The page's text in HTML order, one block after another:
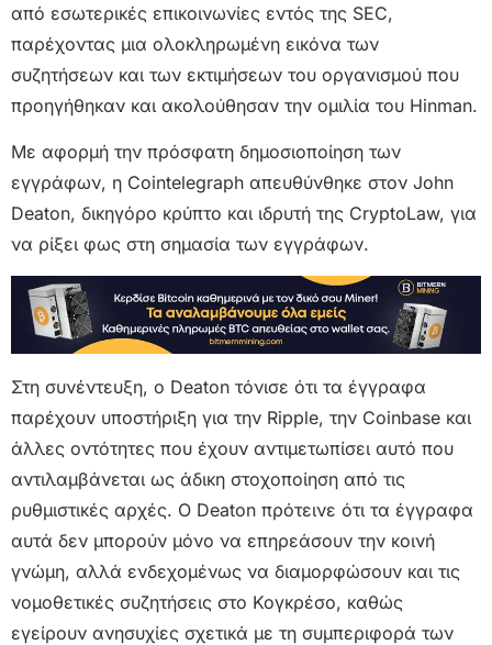
από εσωτερικές επικοινωνίες εντός της SEC,
παρέχοντας μια ολοκληρωμένη εικόνα των
συζητήσεων και των εκτιμήσεων του οργανισμού που
προηγήθηκαν και ακολούθησαν την ομιλία του Hinman.
Με αφορμή την πρόσφατη δημοσιοποίηση των
εγγράφων, η Cointelegraph απευθύνθηκε στον John
Deaton, δικηγόρο κρύπτο και ιδρυτή της CryptoLaw, για
να ρίξει φως στη σημασία των εγγράφων.
Στη συνέντευξη, ο Deaton τόνισε ότι τα έγγραφα
παρέχουν υποστήριξη για την Ripple, την Coinbase και
άλλες οντότητες που έχουν αντιμετωπίσει αυτό που
αντιλαμβάνεται ως άδικη στοχοποίηση από τις
ρυθμιστικές αρχές. Ο Deaton πρότεινε ότι τα έγγραφα
αυτά δεν μπορούν μόνο να επηρεάσουν την κοινή
γνώμη, αλλά ενδεχομένως να διαμορφώσουν και τις
νομοθετικές συζητήσεις στο Κογκρέσο, καθώς
εγείρουν ανησυχίες σχετικά με τη συμπεριφορά των